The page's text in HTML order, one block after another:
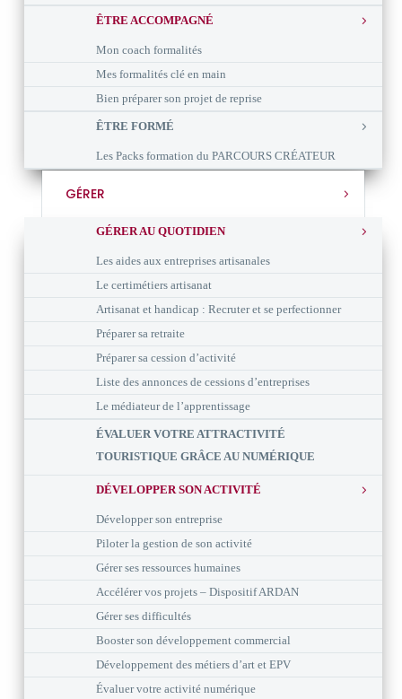
ÊTRE ACCOMPAGNÉ
Mon coach formalités
Mes formalités clé en main
Bien préparer son projet de reprise
ÊTRE FORMÉ
Les Packs formation du PARCOURS CRÉATEUR
GÉRER
GÉRER AU QUOTIDIEN
Les aides aux entreprises artisanales
Le certimétiers artisanat
Artisanat et handicap : Recruter et se perfectionner
Préparer sa retraite
Préparer sa cession d’activité
Liste des annonces de cessions d’entreprises
Le médiateur de l’apprentissage
ÉVALUER VOTRE ATTRACTIVITÉ
TOURISTIQUE GRÂCE AU NUMÉRIQUE
DÉVELOPPER SON ACTIVITÉ
Développer son entreprise
Piloter la gestion de son activité
Gérer ses ressources humaines
Accélérer vos projets – Dispositif ARDAN
Gérer ses difficultés
Booster son développement commercial
Développement des métiers d’art et EPV
Évaluer votre activité numérique